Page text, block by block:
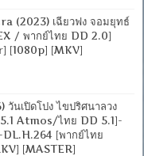
(2023) เฉียวฟง จอมยุทธ์
/ พากย์ไทย DD 2.0]
[1080p] [MKV]
นเปิดโปง ไขปริศนาลวง
Atmos/ไทย DD 5.1]-
[พากย์ไทย
[MASTER]